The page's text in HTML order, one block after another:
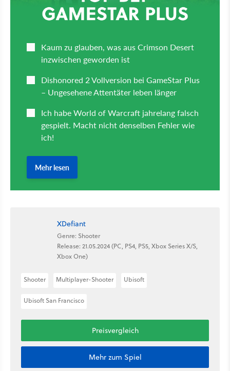
XDefiant
Genre: Shooter
Release: 21.05.2024 (PC, PS4, PS5, Xbox Series X/S,
Xbox One)
Shooter Multiplayer-Shooter Ubisoft
Ubisoft San Francisco
Preisvergleich
Mehr zum Spiel